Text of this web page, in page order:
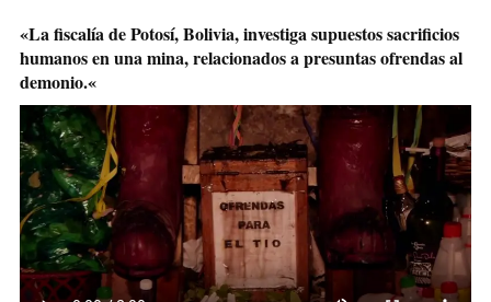
«La fiscalía de Potosí, Bolivia, investiga supuestos sacrificios
humanos en una mina, relacionados a presuntas ofrendas al
demonio.«